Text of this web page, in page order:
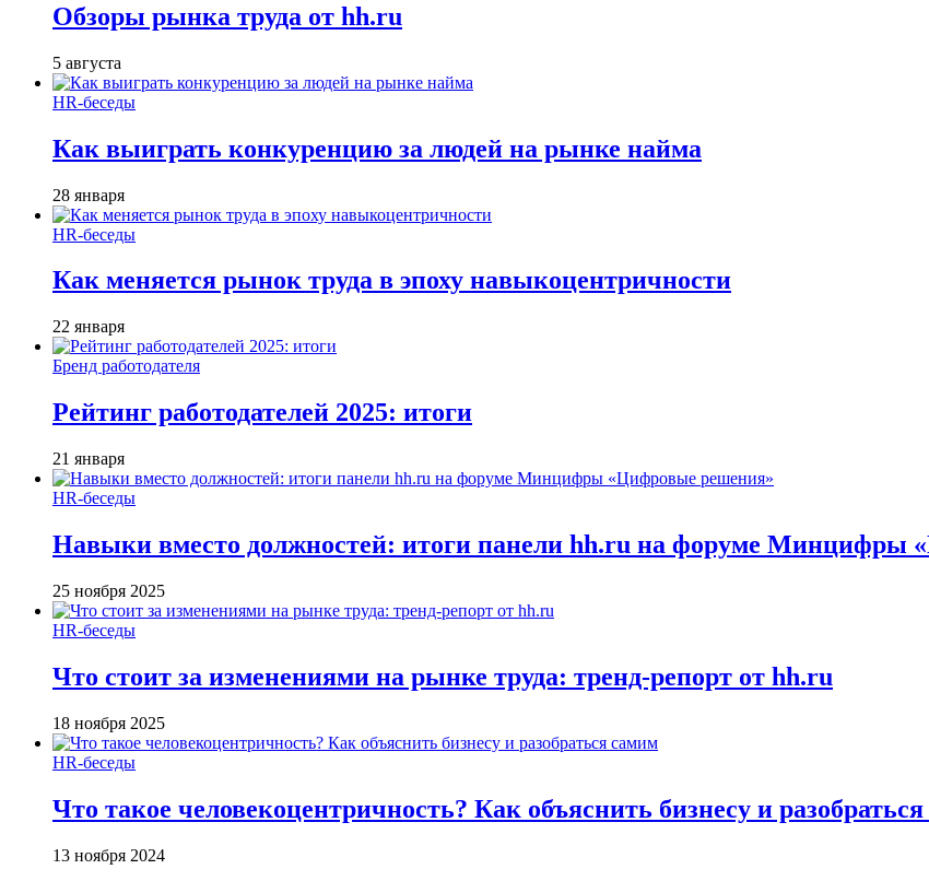
Обзоры рынка труда от hh.ru
5 августа
HR-беседы
Как выиграть конкуренцию за людей на рынке найма
28 января
HR-беседы
Как меняется рынок труда в эпоху навыкоцентричности
22 января
Бренд работодателя
Рейтинг работодателей 2025: итоги
21 января
HR-беседы
Навыки вместо должностей: итоги панели hh.ru на форуме Минцифры
25 ноября 2025
HR-беседы
Что стоит за изменениями на рынке труда: тренд-репорт от hh.ru
18 ноября 2025
HR-беседы
Что такое человеко­центричность? Как объяснить бизнесу и
13 ноября 2024